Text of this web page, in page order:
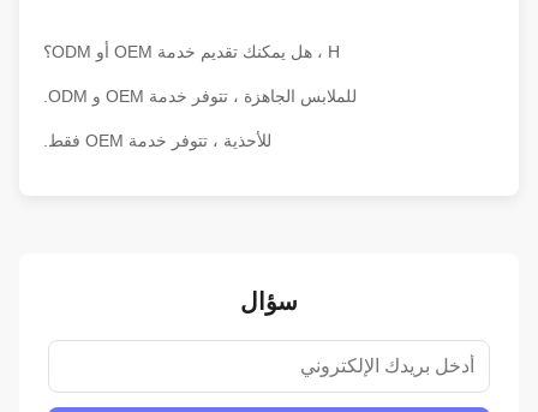
للملابس الجاهزة ، تتوفر خدمة OEM و ODM.
للأحذية ، تتوفر خدمة OEM فقط.
سؤال